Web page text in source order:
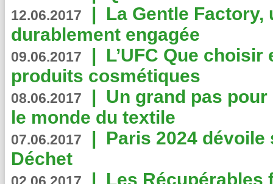
12.06.2017 | La Gentle
durablement engagée
09.06.2017 | L’UFC Que
produits cosmétiques
08.06.2017 | Un grand pas
le monde du textile
07.06.2017 | Paris 2024
Déchet
| Les Récupérables